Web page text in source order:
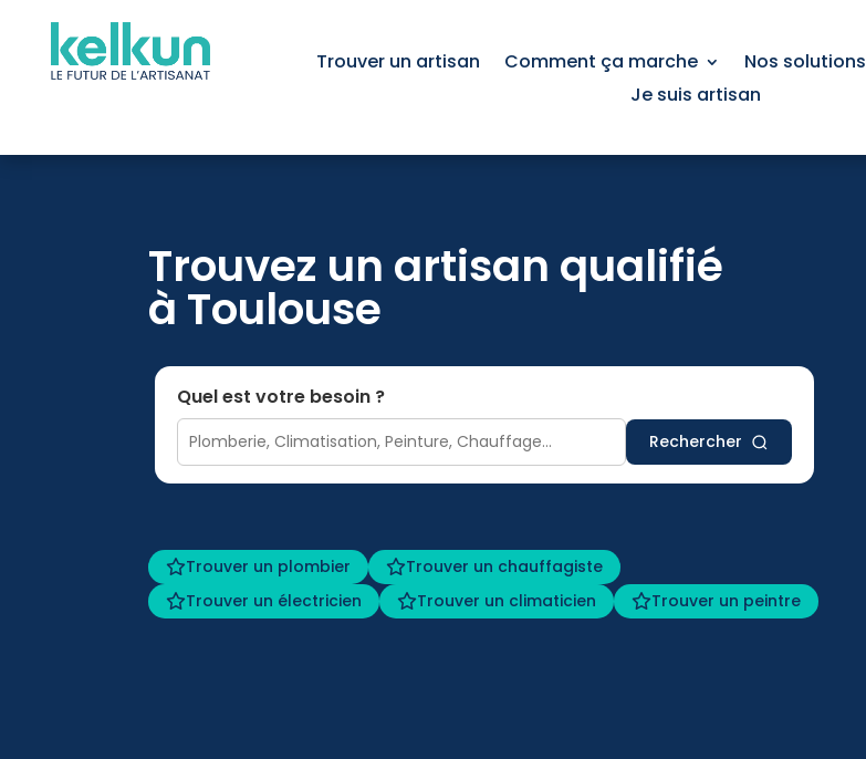
Trouver un artisan Comment ça marche Nos solutions
Je suis artisan
Trouvez un artisan qualifié
à Toulouse
Quel est votre besoin ?
Rechercher
Trouver un plombier
Trouver un chauffagiste
Trouver un électricien
Trouver un climaticien Trouver un peintre